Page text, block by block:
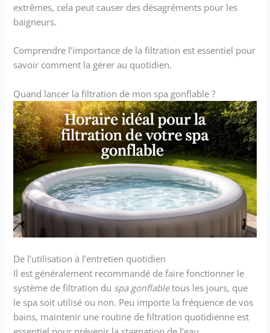
extrêmes, cela peut causer des désagréments pour les
baigneurs.
Comprendre l’importance de la filtration est essentiel pour
savoir comment la gérer au quotidien.
Quand lancer la filtration de mon spa gonflable ?
De l’utilisation à l’entretien quotidien
Il est généralement recommandé de faire fonctionner le
système de filtration du spa gonflabletous les jours, que
le spa soit utilisé ou non. Peu importe la fréquence de vos
bains, maintenir une routine de filtration quotidienne est